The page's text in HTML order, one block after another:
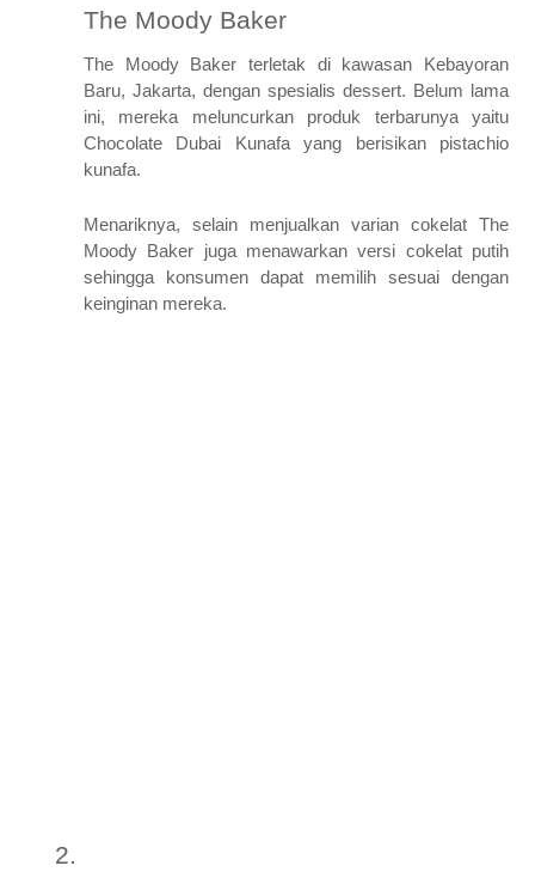
The Moody Baker
The Moody Baker terletak di kawasan Kebayoran
Baru, Jakarta, dengan spesialis dessert. Belum lama
ini, mereka meluncurkan produk terbarunya yaitu
Chocolate Dubai Kunafa yang berisikan pistachio
kunafa.
Menariknya, selain menjualkan varian cokelat The
Moody Baker juga menawarkan versi cokelat putih
sehingga konsumen dapat memilih sesuai dengan
keinginan mereka.